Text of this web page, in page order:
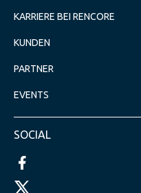
KARRIERE BEI RENCORE
KUNDEN
PARTNER
EVENTS
SOCIAL